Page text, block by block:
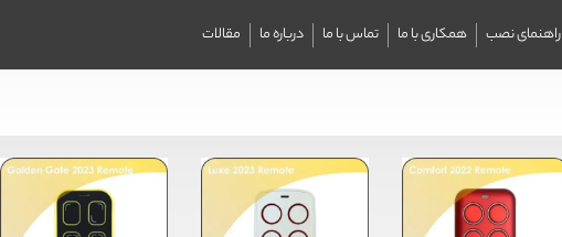
راهنمای نصب همکاری با ما تماس با ما درباره ما مقالات